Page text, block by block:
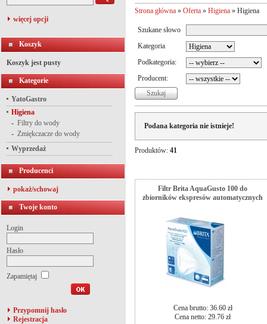
więcej opcji
Koszyk
Koszyk jest pusty
Kategorie
YatoGastro
Higiena
- Filtry do wody
- Zmiękczacze do wody
Wyprzedaż
Producenci
pokaż/schowaj
Twoje konto
Login
Hasło
Zapamiętaj
Przypomnij hasło
Rejestracja
Strona główna » Oferta » Higiena » Higiena
Szukane słowo
Kategoria
Podkategoria:
Producent:
Podana kategoria nie istnieje!
Produktów: 41
Filtr Brita AquaGusto 100 do
zbiorników ekspresów automatycznych
Cena brutto: 36.60 zł
Cena netto: 29.76 zł